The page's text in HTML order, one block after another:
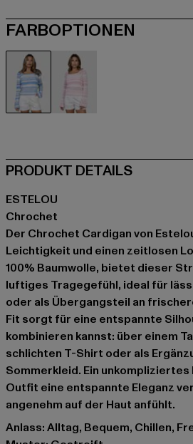
FARBOPTIONEN
PRODUKT DETAILS
ESTELOU
Chrochet
Der Chrochet Cardigan von
Leichtigkeit und einen zeitlosen
100% Baumwolle, bietet dieser
luftiges Tragegefühl, ideal für
oder als Übergangsteil an
Fit sorgt für eine entspannte
kombinieren kannst: über einem
schlichten T-Shirt oder als
Sommerkleid. Ein unkompliziertes
Outfit eine entspannte Eleganz
angenehm auf der Haut anfühlt.
Anlass: Alltag, Bequem, Chillen,